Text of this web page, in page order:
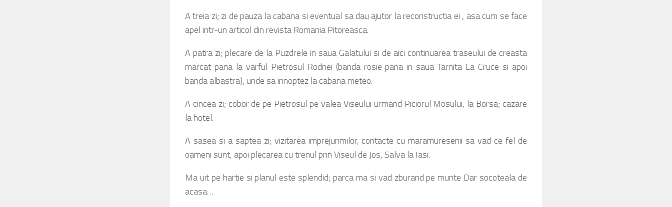
A treia zi; zi de pauza la cabana si eventual sa dau ajutor la reconstructia ei , asa cum se face
apel intr-un articol din revista Romania Pitoreasca.
A patra zi; plecare de la Puzdrele in saua Galatului si de aici continuarea traseului de creasta
marcat pana la varful Pietrosul Rodnei (banda rosie pana in saua Tarnita La Cruce si apoi
banda albastra), unde sa innoptez la cabana meteo.
A cincea zi; cobor de pe Pietrosul pe valea Viseului urmand Piciorul Mosului, la Borsa; cazare
la hotel.
A sasea si a saptea zi; vizitarea imprejurimilor, contacte cu maramuresenii sa vad ce fel de
oameni sunt, apoi plecarea cu trenul prin Viseul de Jos, Salva la Iasi.
Ma uit pe hartie si planul este splendid; parca ma si vad zburand pe munte Dar socoteala de
acasa…